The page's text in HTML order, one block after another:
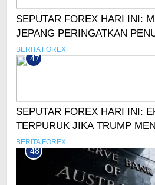
SEPUTAR FOREX HARI INI:
JEPANG PERINGATKAN
YEN
BERITA FOREX
47
SEPUTAR FOREX HARI INI:
TERPURUK JIKA TRUMP
BERITA FOREX
48